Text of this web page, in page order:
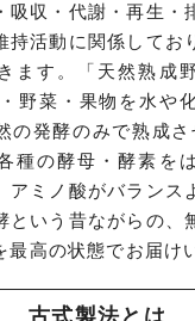
吸収・代謝・再生・
持活動に関係してお
ます。「天然熟成
野菜・果物を水や
の発酵のみで熟成
種の酵母・酵素を
アミノ酸がバランス
という昔ながらの、
最高の状態でお届け